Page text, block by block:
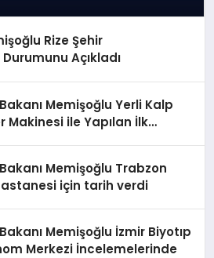
Rize Şehir
Açıkladı
Memişoğlu Yerli Kalp
Makinesi ile Yapılan İlk
Memişoğlu Trabzon
için tarih verdi
Memişoğlu İzmir Biyotıp
Merkezi İncelemelerinde